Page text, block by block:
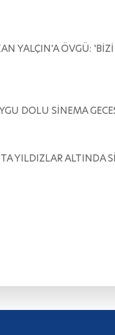
YALÇIN’A ÖVGÜ:
DOLU SİNEMA
ALTINDA